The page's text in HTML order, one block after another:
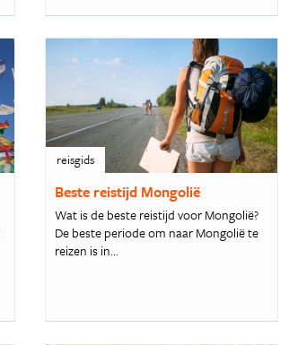
reisgids
Beste reistijd Mongolië
Wat is de beste reistijd voor Mongolië?
De beste periode om naar Mongolië te
reizen is in...